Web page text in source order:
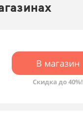
В магазин
Скидка до 40%!